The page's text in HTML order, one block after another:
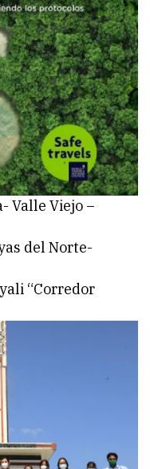
Valle Viejo –
del Norte-
“Corredor